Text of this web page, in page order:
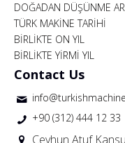
DOĞADAN DÜŞÜNME
TÜRK MAKİNE TARİHİ
BİRLİKTE ON YIL
BİRLİKTE YİRMİ YIL
Contact Us
+90 (312) 444 12 33
Ceyhun Atuf